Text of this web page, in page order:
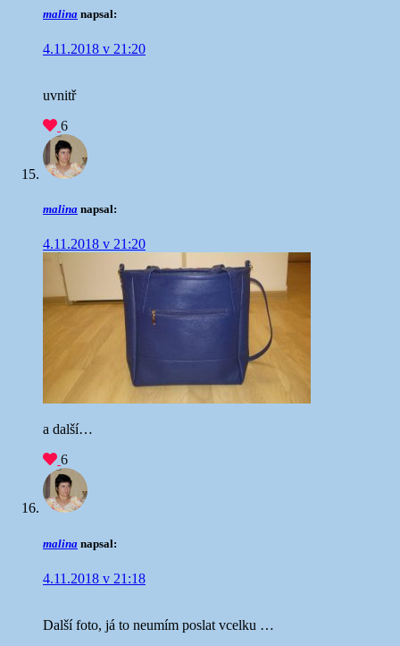
malina napsal:
4.11.2018 v 21:20
uvnitř
6
malina napsal:
4.11.2018 v 21:20
a další…
6
malina napsal:
4.11.2018 v 21:18
Další foto, já to neumím poslat vcelku …